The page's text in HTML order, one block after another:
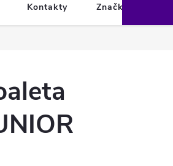
Kontakty Značky